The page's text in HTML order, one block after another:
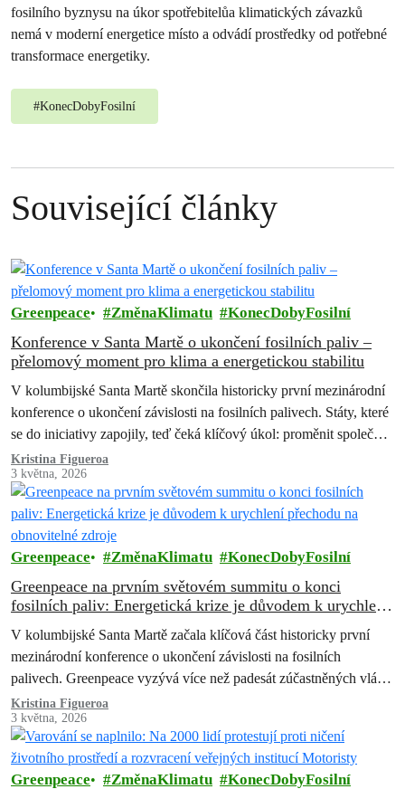
fosilního byznysu na úkor spotřebitelůa klimatických závazků
nemá v moderní energetice místo a odvádí prostředky od potřebné
transformace energetiky.
#KonecDobyFosilní
Související články
Greenpeace ZměnaKlimatu KonecDobyFosilní
Konference v Santa Martě o ukončení fosilních paliv –
přelomový moment pro klima a energetickou stabilitu
V kolumbijské Santa Martě skončila historicky první mezinárodní
konference o ukončení závislosti na fosilních palivech. Státy, které
se do iniciativy zapojily, teď čeká klíčový úkol: proměnit společné
závazky v konkrétní kroky a udržet tempo změn v globální
klimatické politice.
Kristina Figueroa
3 května, 2026
Greenpeace ZměnaKlimatu KonecDobyFosilní
Greenpeace na prvním světovém summitu o konci
fosilních paliv: Energetická krize je důvodem k urychlení
přechodu na obnovitelné zdroje
V kolumbijské Santa Martě začala klíčová část historicky první
mezinárodní konference o ukončení závislosti na fosilních
palivech. Greenpeace vyzývá více než padesát zúčastněných vlád,
aby současnou energetickou krizi — prohloubenou konfliktem na
Blízkém východě — využily k urychlení transformace energetiky.
Kristina Figueroa
3 května, 2026
Greenpeace ZměnaKlimatu KonecDobyFosilní